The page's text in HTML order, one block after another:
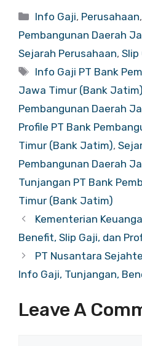
Categories
Info Gaji, Perusahaan,
Pembangunan Daerah
Sejarah Perusahaan, Slip
Tags
Info Gaji PT Bank
Jawa Timur (Bank Jatim)
Pembangunan Daerah
Profile PT Bank
Timur (Bank Jatim),
Pembangunan Daerah
Tunjangan PT Bank
Timur (Bank Jatim)
Kementerian
Benefit, Slip Gaji, dan
PT Nusantara
Info Gaji, Tunjangan,
Leave A